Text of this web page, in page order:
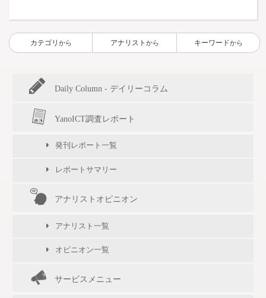
カテゴリ から アナリスト から キーワードから
Daily Column - デイリーコラム
YanoICT調査レポート
発刊レポート一覧
レポートサマリー
アナリストオピニオン
アナリスト一覧
オピニオン一覧
サービスメニュー